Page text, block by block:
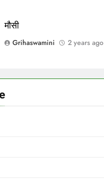
मौसी
Grihaswamini
2 years ago